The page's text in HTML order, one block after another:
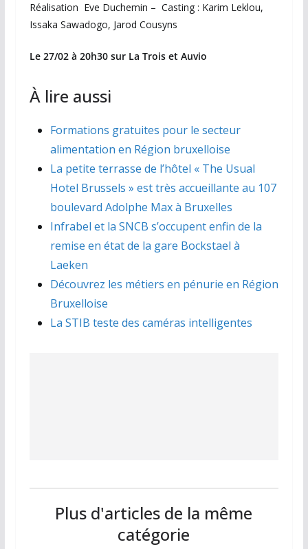
Réalisation Eve Duchemin – Casting : Karim Leklou,
Issaka Sawadogo, Jarod Cousyns
Le 27/02 à 20h30 sur La Trois et Auvio
À lire aussi
Formations gratuites pour le secteur
alimentation en Région bruxelloise
La petite terrasse de l’hôtel « The Usual
Hotel Brussels » est très accueillante au 107
boulevard Adolphe Max à Bruxelles
Infrabel et la SNCB s’occupent enfin de la
remise en état de la gare Bockstael à
Laeken
Découvrez les métiers en pénurie en Région
Bruxelloise
La STIB teste des caméras intelligentes
Plus d'articles de la même
catégorie